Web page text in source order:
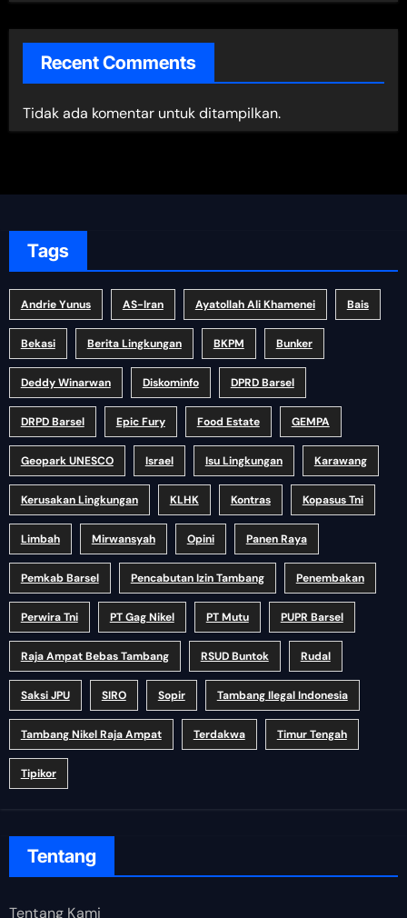
Recent Comments
Tidak ada komentar untuk ditampilkan.
Tags
Andrie Yunus AS-Iran Ayatollah Ali Khamenei Bais
Bekasi Berita Lingkungan BKPM Bunker
Deddy Winarwan Diskominfo DPRD Barsel
DRPD Barsel Epic Fury Food Estate GEMPA
Geopark UNESCO Israel Isu Lingkungan Karawang
Kerusakan Lingkungan KLHK Kontras Kopasus Tni
Limbah Mirwansyah Opini Panen Raya
Pemkab Barsel Pencabutan Izin Tambang Penembakan
Perwira Tni PT Gag Nikel PT Mutu PUPR Barsel
Raja Ampat Bebas Tambang RSUD Buntok Rudal
Saksi JPU SIRO Sopir Tambang Ilegal Indonesia
Tambang Nikel Raja Ampat Terdakwa Timur Tengah
Tipikor
Tentang
Tentang Kami